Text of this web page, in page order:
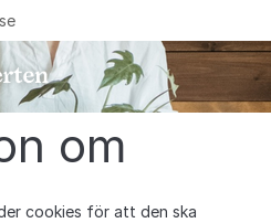
om
cookies för att den ska